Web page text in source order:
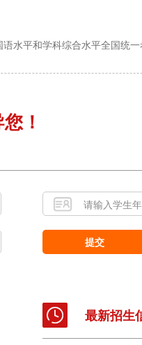
水平和学科综合水平全国统
！
提交
最新招生